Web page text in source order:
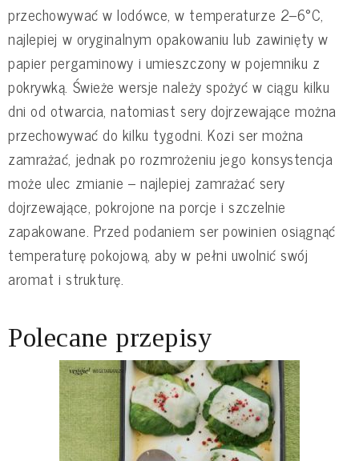
przechowywać w lodówce, w temperaturze 2–6°C,
najlepiej w oryginalnym opakowaniu lub zawinięty w
papier pergaminowy i umieszczony w pojemniku z
pokrywką. Świeże wersje należy spożyć w ciągu kilku
dni od otwarcia, natomiast sery dojrzewające można
przechowywać do kilku tygodni. Kozi ser można
zamrażać, jednak po rozmrożeniu jego konsystencja
może ulec zmianie – najlepiej zamrażać sery
dojrzewające, pokrojone na porcje i szczelnie
zapakowane. Przed podaniem ser powinien osiągnąć
temperaturę pokojową, aby w pełni uwolnić swój
aromat i strukturę.
Polecane przepisy